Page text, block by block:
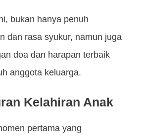
bukan hanya penuh
dan rasa syukur, namun juga
doa dan harapan terbaik
anggota keluarga.
Kelahiran Anak
pertama yang